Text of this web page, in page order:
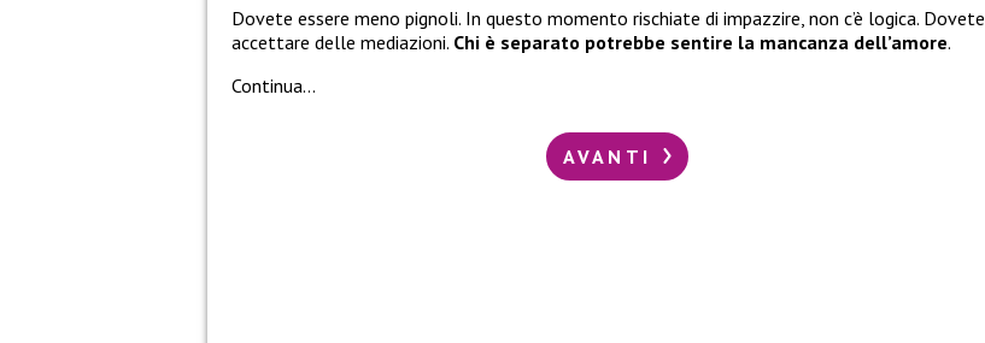
Dovete essere meno pignoli. In questo momento rischiate di impazzire, non c’è logica. Dovete
accettare delle mediazioni. Chi è separato potrebbe sentire la mancanza dell’amore.
Continua…
AVANTI